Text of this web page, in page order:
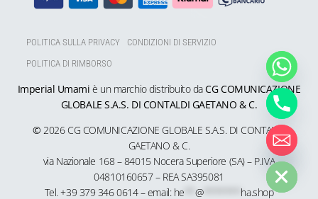
POLITICA SULLA PRIVACY
CONDIZIONI DI SERVIZIO
POLITICA DI RIMBORSO
Imperial Umamiè un marchio distribuito daCG COMUNICAZIONE
GLOBALE S.A.S. DI CONTALDI GAETANO & C.
©2026 CG COMUNICAZIONE GLOBALE S.A.S. DI CONTALDI
GAETANO & C.
via Nazionale 168 – 84015 Nocera Superiore (SA) – P.IVA
04810160657 – REA SA395081
Tel. +39 379 346 0614 – email: he @******* ha.shop
HIDE CHATY